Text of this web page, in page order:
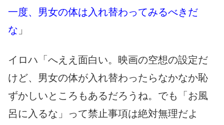
一度、男女の体は入れ替わってみるべきだ
な 」
イロハ「へええ面白い。映画の空想の設定だ
けど、男女の体が入れ替わったらなかなか恥
ずかしいところもあるだろうね。でも「お風
呂に入るな」って禁止事項は絶対無理だよ